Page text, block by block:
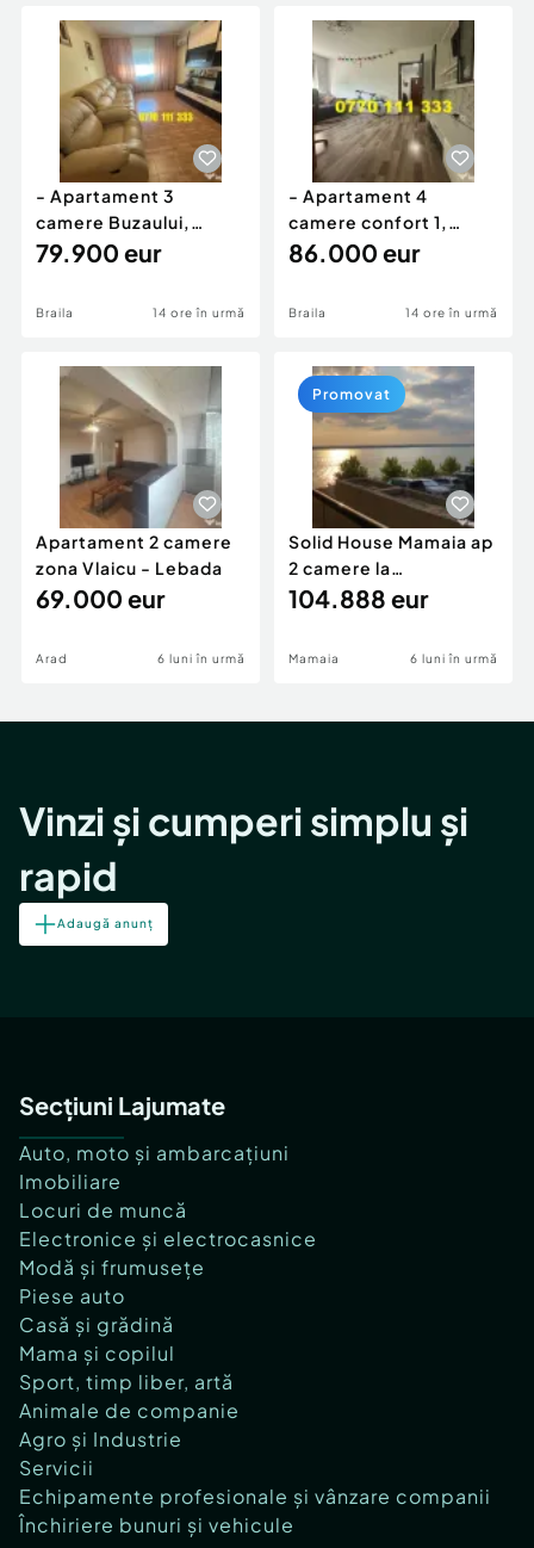
Servicii
Animale de companie
Afaceri și echipamente profesionale
Inchiriere Bunuri si Vehicule
Utilaje agricole si industriale
Piese auto si accesorii
Dacia Duster
- Apartament 3
camere Buzaului,
suprafata 66mp, etaj 2
79.900 eur
Braila 14 ore în urmă
- Apartament 4
camere confort 1,
Hipodrom, etaj 2.
86.000 eur
Braila 14 ore în urmă
Apartament 2 camere
zona Vlaicu - Lebada
69.000 eur
Arad 6 luni în urmă
Solid House Mamaia ap
2 camere la
cheie,langa Mega
104.888 eur
Mamaia 6 luni în urmă
Promovat
Vinzi și cumperi simplu și
rapid
Adaugă anunț
Secțiuni Lajumate
Auto, moto și ambarcațiuni
Imobiliare
Locuri de muncă
Electronice și electrocasnice
Modă și frumusețe
Piese auto
Casă și grădină
Mama și copilul
Sport, timp liber, artă
Animale de companie
Agro și Industrie
Servicii
Echipamente profesionale și vânzare companii
Închiriere bunuri și vehicule